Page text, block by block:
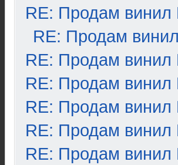
RE: Продам винил
RE: Продам
RE: Продам винил
RE: Продам винил
RE: Продам винил
RE: Продам винил
RE: Продам винил